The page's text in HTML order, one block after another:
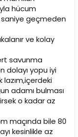
hücum
saniye geçmeden
ve kolay
savunma
dolayı yopu iyi
adamı bulması
o kadar az
maçında bile 80
kesinlikle az